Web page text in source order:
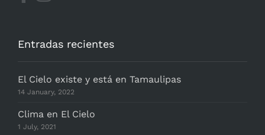
Entradas recientes
El Cielo existe y está en Tamaulipas
14 January, 2022
Clima en El Cielo
1 July, 2021